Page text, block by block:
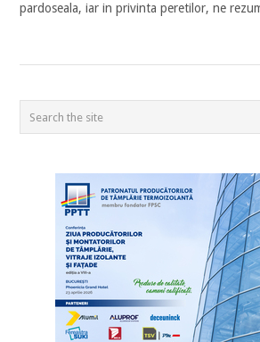
pardoseala, iar in privinta peretilor, ne
POSTS
NAVIGATION